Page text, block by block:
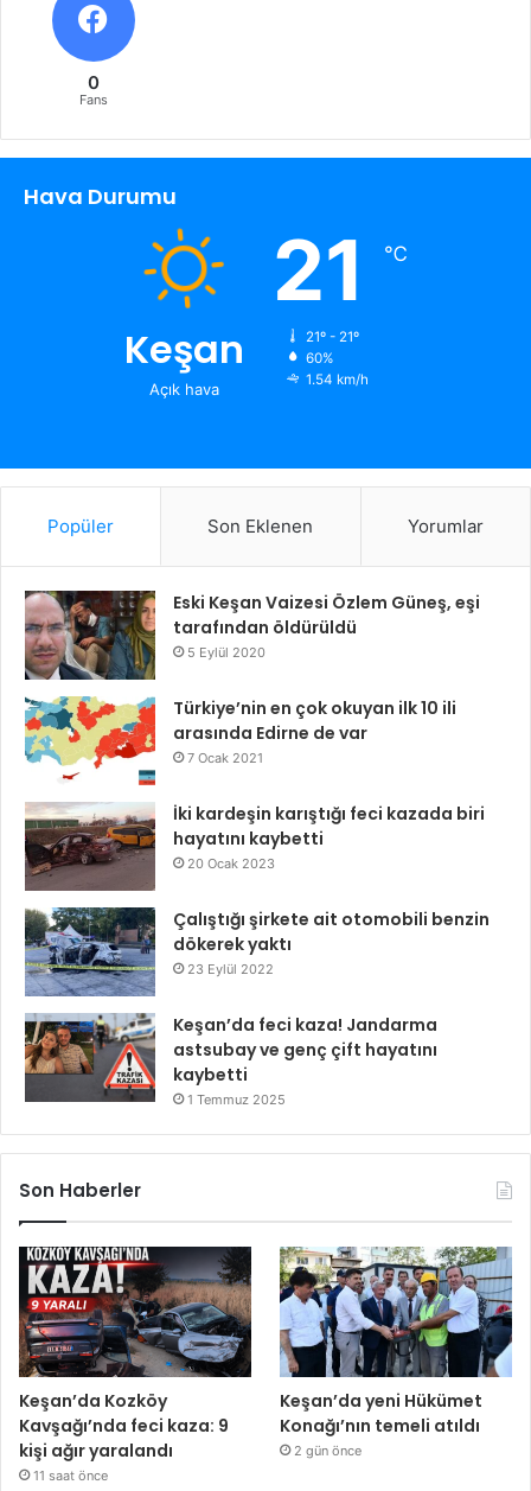
0
Fans
Hava Durumu
Keşan
Açık hava
21 ℃
21º - 21º
60%
1.54 km/h
Popüler Son Eklenen Yorumlar
Eski Keşan Vaizesi Özlem Güneş, eşi
tarafından öldürüldü
5 Eylül 2020
Türkiye’nin en çok okuyan ilk 10 ili
arasında Edirne de var
7 Ocak 2021
İki kardeşin karıştığı feci kazada biri
hayatını kaybetti
20 Ocak 2023
Çalıştığı şirkete ait otomobili benzin
dökerek yaktı
23 Eylül 2022
Keşan’da feci kaza! Jandarma
astsubay ve genç çift hayatını
kaybetti
1 Temmuz 2025
Son Haberler
Keşan’da Kozköy
Kavşağı’nda feci kaza: 9
kişi ağır yaralandı
11 saat önce
Keşan’da yeni Hükümet
Konağı’nın temeli atıldı
2 gün önce